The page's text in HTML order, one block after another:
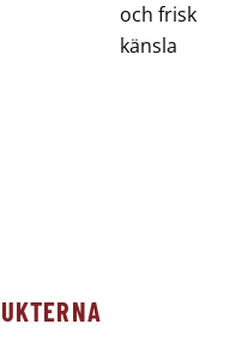
och frisk
känsla